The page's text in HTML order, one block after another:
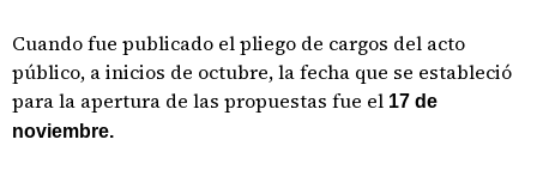
Cuando fue publicado el pliego de cargos del acto
público, a inicios de octubre, la fecha que se estableció
para la apertura de las propuestas fue el 17 de
noviembre.